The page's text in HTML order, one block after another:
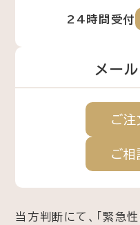
24時間受付
メー
ご注
ご相
当方判断にて、「緊急